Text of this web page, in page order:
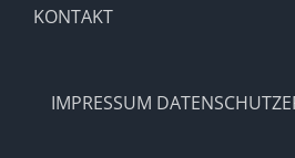
KONTAKT
IMPRESSUM